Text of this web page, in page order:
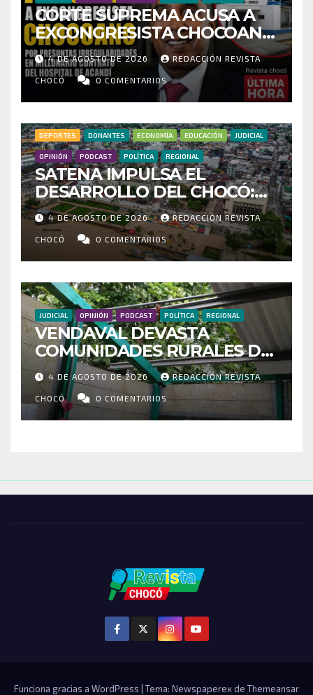
CORTE SUPREMA ACUSA A
EXCONGRESISTA CHOCOANO
POR PRESUNTAS
IRREGULARIDADES EN
MILLONARIO CONTRATO DEL
HOSPITAL DE ACANDÍ
4 DE AGOSTO DE 2026 REDACCIÓN REVISTA
CHOCÓ 0 COMENTARIOS
DEPORTES DONANTES ECONOMÍA EDUCACIÓN JUDICIAL
OPINIÓN PODCAST POLÍTICA REGIONAL
SATENA IMPULSA EL
DESARROLLO DEL CHOCÓ:
MÁS DE 35 MIL PASAJEROS
MOVILIZADOS Y NUEVAS
RUTAS FORTALECEN LA
CONECTIVIDAD
4 DE AGOSTO DE 2026 REDACCIÓN REVISTA
CHOCÓ 0 COMENTARIOS
JUDICIAL OPINIÓN PODCAST POLÍTICA REGIONAL
VENDAVAL DEVASTA
COMUNIDADES RURALES DE
RIOSUCIO: ESCUELAS,
VIVIENDAS Y CEMENTERIO
ENTRE LOS AFECTADOS
4 DE AGOSTO DE 2026 REDACCIÓN REVISTA
CHOCÓ 0 COMENTARIOS
Funciona gracias a WordPress Tema: Newspaperex de Themeansar